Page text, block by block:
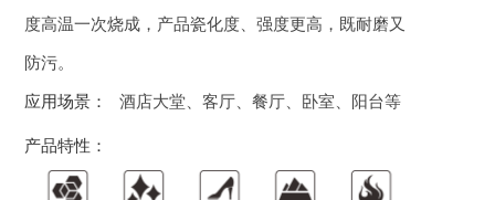
度高温一次烧成，产品瓷化度、强度更高，既耐磨又
防污。
应用场景： 酒店大堂、客厅、餐厅、卧室、阳台等
产品特性：